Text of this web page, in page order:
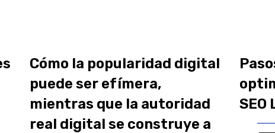
Cómo la popularidad digital
puede ser efímera,
mientras que la autoridad
real digital se construye a
SEO